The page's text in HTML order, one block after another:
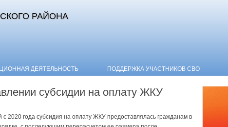
РАЙОНА
Skip to content
ДЕЯТЕЛЬНОСТЬ ПОДДЕРЖКА УЧАСТНИКОВ СВО
субсидии на оплату ЖКУ
с 2020 года субсидия на оплату ЖКУ предоставлялась гражданам в